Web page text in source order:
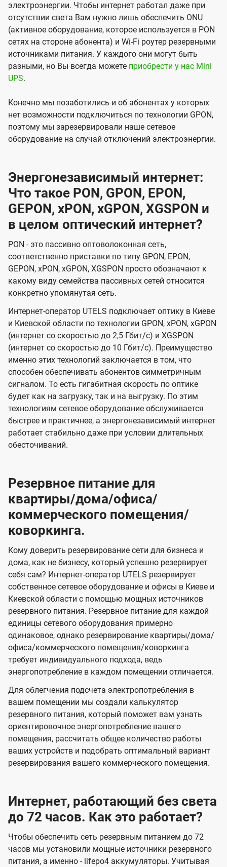
электроэнергии. Чтобы интернет работал даже при
отсутствии света Вам нужно лишь обеспечить ONU
(активное оборудование, которое используется в PON
сетях на стороне абонента) и Wi-Fi роутер резервными
источниками питания. У каждого они могут быть
разными, но Вы всегда можете приобрести у нас Mini
UPS.
Конечно мы позаботились и об абонентах у которых
нет возможности подключиться по технологии GPON,
поэтому мы зарезервировали наше сетевое
оборудование на случай отключений электроэнергии.
Энергонезависимый интернет:
Что такое PON, GPON, EPON,
GEPON, xPON, xGPON, XGSPON и
в целом оптический интернет?
PON - это пассивно оптоволоконная сеть,
соответственно приставки по типу GPON, EPON,
GEPON, xPON, xGPON, XGSPON просто обозначают к
какому виду семейства пассивных сетей относится
конкретно упомянутая сеть.
Интернет-оператор UTELS подключает оптику в Киеве
и Киевской области по технологии GPON, xPON, xGPON
(интернет со скоростью до 2,5 Гбит/с) и XGSPON
(интернет со скоростью до 10 Гбит/с). Преимущество
именно этих технологий заключается в том, что
способен обеспечивать абонентов симметричным
сигналом. То есть гигабитная скорость по оптике
будет как на загрузку, так и на выгрузку. По этим
технологиям сетевое оборудование обслуживается
быстрее и практичнее, а энергонезависимый интернет
работает стабильно даже при условии длительных
обесточиваний.
Резервное питание для
квартиры/дома/офиса/
коммерческого помещения/
коворкинга.
Кому доверить резервирование сети для бизнеса и
дома, как не бизнесу, который успешно резервирует
себя сам? Интернет-оператор UTELS резервирует
собственное сетевое оборудование и офисы в Киеве и
Киевской области с помощью мощных источников
резервного питания. Резервное питание для каждой
единицы сетевого оборудования примерно
одинаковое, однако резервирование квартиры/дома/
офиса/коммерческого помещения/коворкинга
требует индивидуального подхода, ведь
энергопотребление в каждом помещении отличается.
Для облегчения подсчета электропотребления в
вашем помещении мы создали калькулятор
резервного питания, который поможет вам узнать
ориентировочное энергопотребление вашего
помещения, рассчитать общее количество работы
ваших устройств и подобрать оптимальный вариант
резервирования вашего коммерческого помещения.
Интернет, работающий без света
до 72 часов. Как это работает?
Чтобы обеспечить сеть резервным питанием до 72
часов мы установили мощные источники резервного
питания, а именно - lifepo4 аккумуляторы. Учитывая